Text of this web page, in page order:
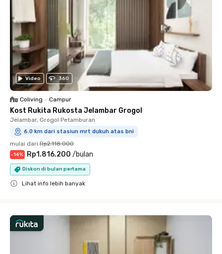
Video 360
Coliving • Campur
Kost Rukita Rukosta Jelambar Grogol
Jelambar, Grogol Petamburan
6.0 km dari stasiun mrt dukuh atas bni
mulai dari Rp2.118.000
-14% Rp1.816.200 /bulan
Diskon di bulan pertama
Lihat info lebih banyak